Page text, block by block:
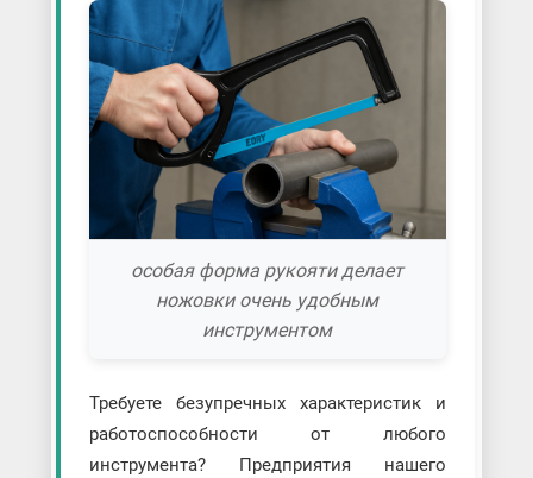
особая форма рукояти делает
ножовки очень удобным
инструментом
Требуете безупречных характеристик и
работоспособности от любого
инструмента? Предприятия нашего